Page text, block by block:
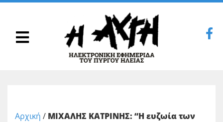
Αρχική / ΜΙΧΑΛΗΣ ΚΑΤΡΙΝΗΣ: “Η ευζωία των